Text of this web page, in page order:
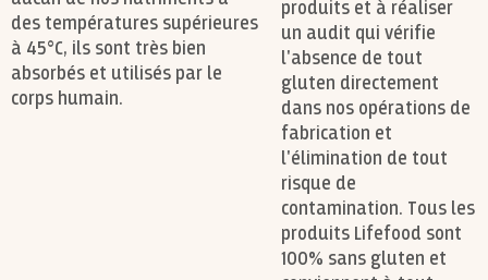
des températures supérieures
à 45°C, ils sont très bien
absorbés et utilisés par le
corps humain.
produits et à réaliser
un audit qui vérifie
l'absence de tout
gluten directement
dans nos opérations de
fabrication et
l'élimination de tout
risque de
contamination. Tous les
produits Lifefood sont
100% sans gluten et